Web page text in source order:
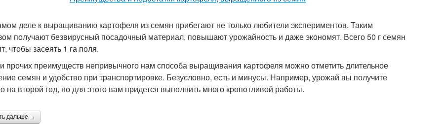
деле к выращиванию картофеля из семян прибегают не только любители экспериментов. Таким
получают безвирусный посадочный материал, повышают урожайность и даже экономят. Всего 50 г семян
чтобы засеять 1 га поля.
прочих преимуществ непривычного нам способа выращивания картофеля можно отметить длительное
семян и удобство при транспортировке. Безусловно, есть и минусы. Например, урожай вы получите
на второй год, но для этого вам придется выполнить много кропотливой работы.
дальше →